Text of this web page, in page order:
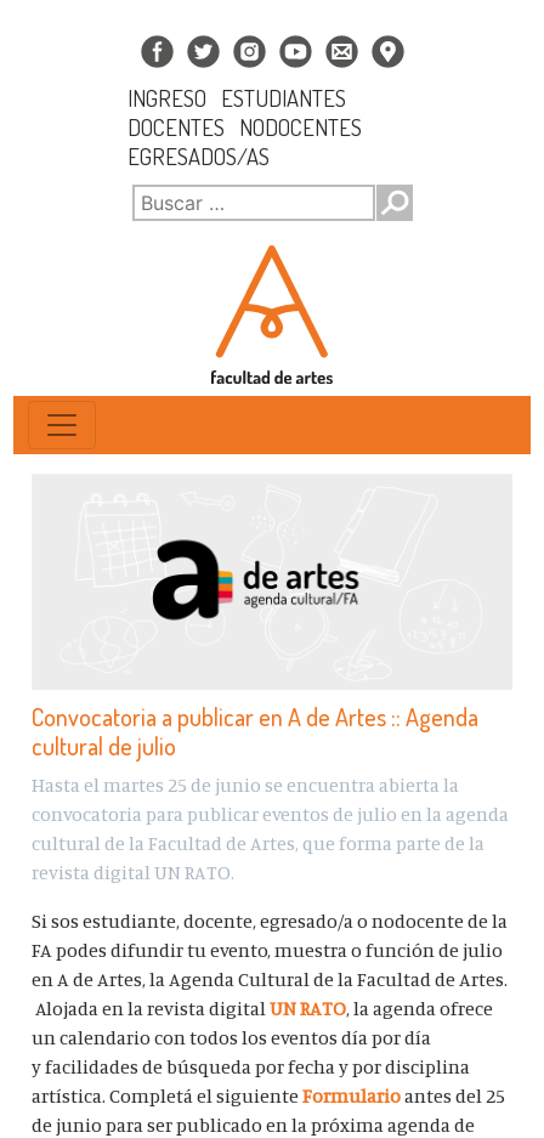
INGRESO
ESTUDIANTES
DOCENTES
NODOCENTES
EGRESADOS/AS
Convocatoria a publicar en A de Artes :: Agenda
cultural de julio
Hasta el martes 25 de junio se encuentra abierta la
convocatoria para publicar eventos de julio en la agenda
cultural de la Facultad de Artes, que forma parte de la
revista digital UN RATO.
Si sos estudiante, docente, egresado/a o nodocente de la
FA podes difundir tu evento, muestra o función de julio
en A de Artes, la Agenda Cultural de la Facultad de Artes.
Alojada en la revista digitalUN RATO, la agenda ofrece
un calendario con todos los eventos día por día
y facilidades de búsqueda por fecha y por disciplina
artística. Completá el siguienteFormularioantes del 25
de junio para ser publicado en la próxima agenda de